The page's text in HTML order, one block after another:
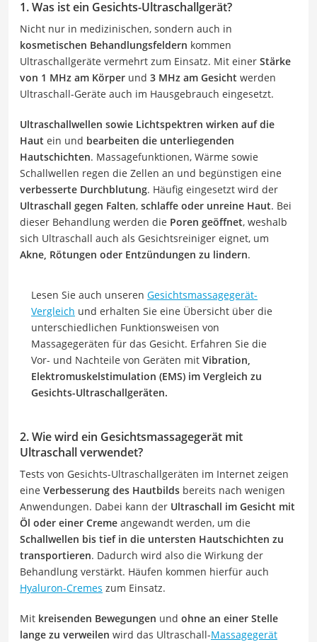
1. Was ist ein Gesichts-Ultraschallgerät?
Nicht nur in medizinischen, sondern auch in
kosmetischen Behandlungsfeldern kommen
Ultraschallgeräte vermehrt zum Einsatz. Mit einer Stärke
von 1 MHz am Körper und 3 MHz am Gesicht werden
Ultraschall-Geräte auch im Hausgebrauch eingesetzt.
Ultraschallwellen sowie Lichtspektren wirken auf die
Haut ein und bearbeiten die unterliegenden
Hautschichten. Massagefunktionen, Wärme sowie
Schallwellen regen die Zellen an und begünstigen eine
verbesserte Durchblutung. Häufig eingesetzt wird der
Ultraschall gegen Falten, schlaffe oder unreine Haut. Bei
dieser Behandlung werden die Poren geöffnet, weshalb
sich Ultraschall auch als Gesichtsreiniger eignet, um
Akne, Rötungen oder Entzündungen zu lindern.
Lesen Sie auch unseren Gesichtsmassagegerät-
Vergleich und erhalten Sie eine Übersicht über die
unterschiedlichen Funktionsweisen von
Massagegeräten für das Gesicht. Erfahren Sie die
Vor- und Nachteile von Geräten mit Vibration,
Elektromuskelstimulation (EMS) im Vergleich zu
Gesichts-Ultraschallgeräten.
2. Wie wird ein Gesichtsmassagegerät mit
Ultraschall verwendet?
Tests von Gesichts-Ultraschallgeräten im Internet zeigen
eine Verbesserung des Hautbilds bereits nach wenigen
Anwendungen. Dabei kann der Ultraschall im Gesicht mit
Öl oder einer Creme angewandt werden, um die
Schallwellen bis tief in die untersten Hautschichten zu
transportieren. Dadurch wird also die Wirkung der
Behandlung verstärkt. Häufen kommen hierfür auch
Hyaluron-Cremes zum Einsatz.
Mit kreisenden Bewegungen und ohne an einer Stelle
lange zu verweilen wird das Ultraschall-Massagegerät